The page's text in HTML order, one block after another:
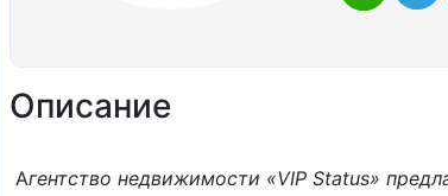
Описание
Агентство недвижимости «VIP Status»